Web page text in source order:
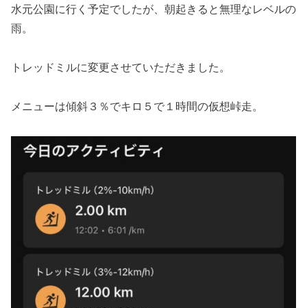
水元公園に行く予定でしたが、朝起きると無理なレベルの
雨。
トレッドミルに変更させていただきました。
メニューは傾斜３％でキロ５で１時間の仮想峠走。